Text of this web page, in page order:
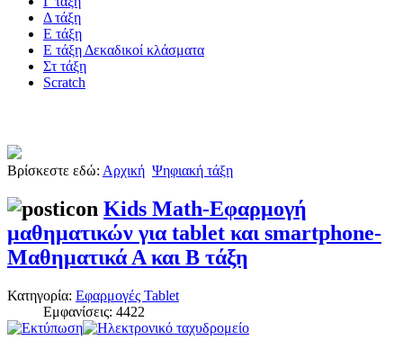
Δ τάξη
Ε τάξη
Ε τάξη Δεκαδικοί κλάσματα
Στ τάξη
Scratch
Βρίσκεστε εδώ: Αρχική Ψηφιακή τάξη
Kids Math-Εφαρμογή
μαθηματικών για tablet και smartphone-
Μαθηματικά Α και Β τάξη
Κατηγορία: Εφαρμογές Tablet
Εμφανίσεις: 4422